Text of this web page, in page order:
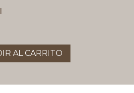
AL CARRITO